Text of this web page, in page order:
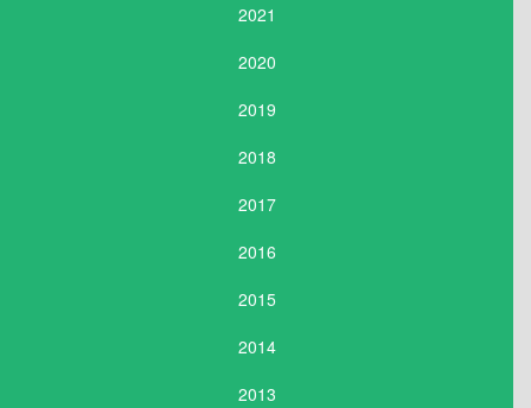
2021
2020
2019
2018
2017
2016
2015
2014
2013